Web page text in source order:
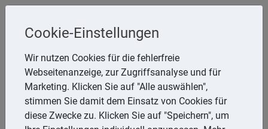
Melzer, StB
Storchsnest 6, 74535 Mainhardt
Telefon: 7903 7736
E-Mail:rathmann.melzer@t-online.de
Cookie-Einstellungen
Wir nutzen Cookies für die fehlerfreie
Webseitenanzeige, zur Zugriffsanalyse und für
Marketing. Klicken Sie auf "Alle auswählen",
stimmen Sie damit dem Einsatz von Cookies für
diese Zwecke zu. Klicken Sie auf "Speichern", um